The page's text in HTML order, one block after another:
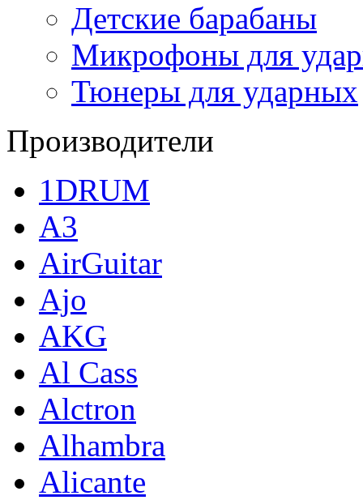
Детские барабаны
Микрофоны для
Тюнеры для ударных
Производители
1DRUM
A3
AirGuitar
Ajo
AKG
Al Cass
Alctron
Alhambra
Alicante